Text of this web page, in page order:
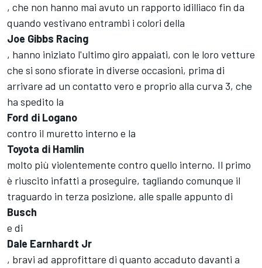
, che non hanno mai avuto un rapporto idilliaco fin da
quando vestivano entrambi i colori della
Joe Gibbs Racing
, hanno iniziato l'ultimo giro appaiati, con le loro vetture
che si sono sfiorate in diverse occasioni, prima di
arrivare ad un contatto vero e proprio alla curva 3, che
ha spedito la
Ford di Logano
contro il muretto interno e la
Toyota di Hamlin
molto più violentemente contro quello interno. Il primo
è riuscito infatti a proseguire, tagliando comunque il
traguardo in terza posizione, alle spalle appunto di
Busch
e di
Dale Earnhardt Jr
, bravi ad approfittare di quanto accaduto davanti a